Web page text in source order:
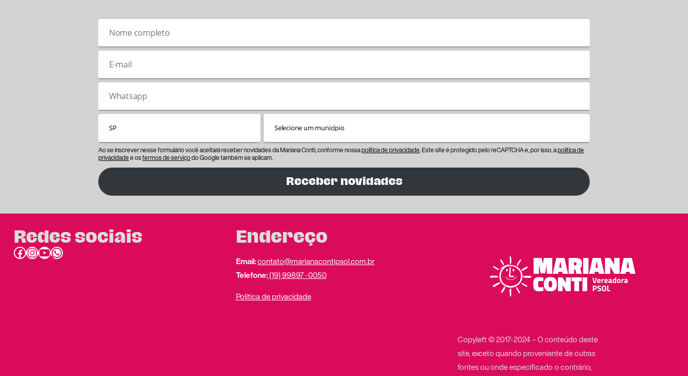
Ao se inscrever nesse formulário você aceitará receber novidades da Mariana Conti, conforme nossapolítica de privacidade. Este site é protegido pelo reCAPTCHA e, por isso, apolítica de
privacidadee ostermos de serviçodo Google também se aplicam.
Receber novidades
Redes sociais
Facebook InstagramYoutube link do whatsapp
Endereço
Email:contato@marianacontipsol.com.br
Telefone:(19) 99897 -0050
Política de privacidade
Copyleft © 2017-2024 – O conteúdo deste
site, exceto quando proveniente de outras
fontes ou onde especificado o contrário,